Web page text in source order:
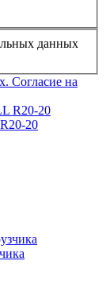
Согласие на
20